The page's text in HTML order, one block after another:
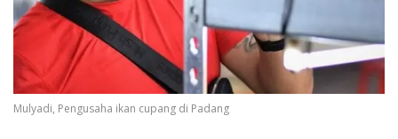
Mulyadi, Pengusaha ikan cupang di Padang